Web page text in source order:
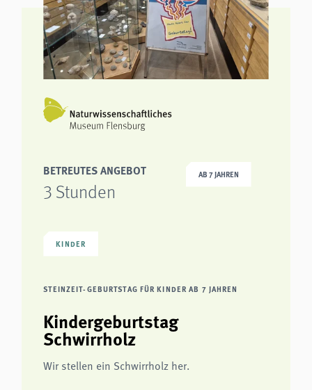
BETREUTES ANGEBOT
3 Stunden
AB 7 JAHREN
KINDER
STEINZEIT-GEBURTSTAG FÜR KINDER AB 7 JAHREN
Kindergeburtstag
Schwirrholz
Wir stellen ein Schwirrholz her.